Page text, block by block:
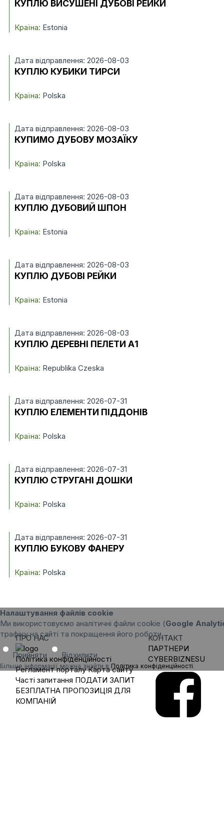
КУПЛЮ ВИСУШЕНІ ДУБОВІ РЕЙКИ
Країна: Estonia
Дата відправлення: 2026-08-03
КУПЛЮ КУБИКИ ТИРСИ
Країна: Polska
Дата відправлення: 2026-08-03
КУПИМО ДУБОВУ МОЗАЇКУ
Країна: Polska
Дата відправлення: 2026-08-03
КУПЛЮ ДУБОВИЙ ШПОН
Країна: Estonia
Дата відправлення: 2026-08-03
КУПЛЮ ДУБОВІ РЕЙКИ
Країна: Estonia
Дата відправлення: 2026-08-03
КУПЛЮ ДЕРЕВНІ ПЕЛЕТИ А1
Країна: Republika Czeska
Дата відправлення: 2026-07-31
КУПЛЮ ЕЛЕМЕНТИ ПІДДОНІВ
Країна: Polska
Дата відправлення: 2026-07-31
КУПЛЮ СТРУГАНІ ДОШКИ
Країна: Polska
Дата відправлення: 2026-07-31
КУПЛЮ БУКОВУ ФАНЕРУ
Країна: Polska
Налаштування файлів cookie
Ми використовуємо аналітичні файли cookie (Google
трафіку на сайті та покращення його роботи.
Прийняти Відхилити
Більше інформації можна знайти в Політика конфіденційності.
ПРО НАС
Політика конфіденційності
Регламент порталу Карта сайту
Часті запитання ПОДАТИ ЗАПИТ
БЕЗПЛАТНА ПРОПОЗИЦІЯ ДЛЯ
КОМПАНІЙ
КОНТАКТ
ПАРТНЕРИ
CYBERBIZNESU